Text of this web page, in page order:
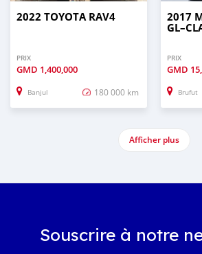
2022 TOYOTA RAV4
PRIX
GMD 1,400,000
Banjul 180 000 km
2017
PRIX
GMD
Brufut
Afficher plus
Souscrire à notre